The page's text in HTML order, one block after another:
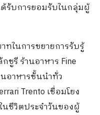
รับการยอมรับในกลุ่มผู้
ทในการขยายการรับรู้
ชูรี ร้านอาหาร Fine
อาหารชั้นนำทั่ว
Trento เชื่อมโยง
ชีวิตประจำวันของผู้